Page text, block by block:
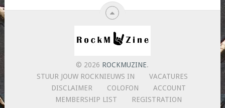
© 2026 ROCKMUZINE.
STUUR JOUW ROCKNIEUWS IN
VACATURES
DISCLAIMER
COLOFON
ACCOUNT
MEMBERSHIP LIST
REGISTRATION